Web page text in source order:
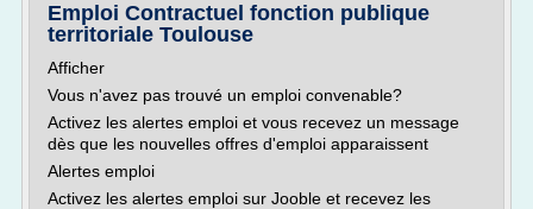
Emploi Contractuel fonction publique
territoriale Toulouse
Afficher
Vous n'avez pas trouvé un emploi convenable?
Activez les alertes emploi et vous recevez un message
dès que les nouvelles offres d'emploi apparaissent
Alertes emploi
Activez les alertes emploi sur Jooble et recevez les